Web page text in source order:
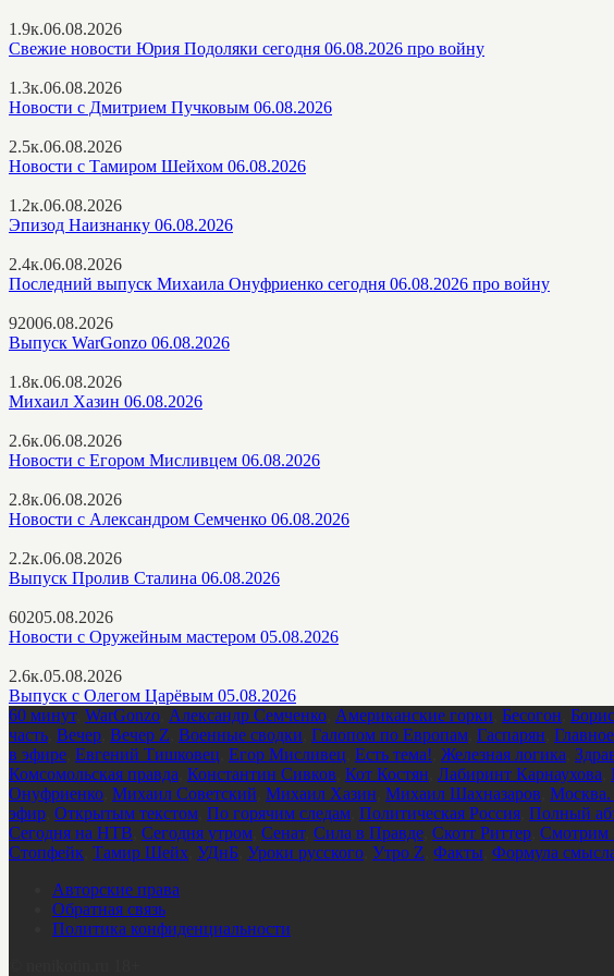
1.9к.06.08.2026
Свежие новости Юрия Подоляки сегодня 06.08.2026 про войну
1.3к.06.08.2026
Новости с Дмитрием Пучковым 06.08.2026
2.5к.06.08.2026
Новости с Тамиром Шейхом 06.08.2026
1.2к.06.08.2026
Эпизод Наизнанку 06.08.2026
2.4к.06.08.2026
Последний выпуск Михаила Онуфриенко сегодня 06.08.2026 про войну
92006.08.2026
Выпуск WarGonzo 06.08.2026
1.8к.06.08.2026
Михаил Хазин 06.08.2026
2.6к.06.08.2026
Новости с Егором Мисливцем 06.08.2026
2.8к.06.08.2026
Новости с Александром Семченко 06.08.2026
2.2к.06.08.2026
Выпуск Пролив Сталина 06.08.2026
60205.08.2026
Новости с Оружейным мастером 05.08.2026
2.6к.05.08.2026
Выпуск с Олегом Царёвым 05.08.2026
60 минут, WarGonzo Александр Семченко Американские горки Бесогон
часть Вечер Вечер Z Военные сводки Галопом по Европам Гаспарян Главное
в эфире Евгений Тишковец Егор Мисливец Есть тема! Железная логика
Комсомольская правда Константин Сивков Кот Костян Лабиринт Карнаухова
Онуфриенко Михаил Советский Михаил Хазин Михаил Шахназаров
эфир Открытым текстом По горячим следам Политическая Россия Полный
Сегодня на НТВ Сегодня утром Сенат, Сила в Правде Скотт Риттер Смотрим
Стопфейк Тамир Шейх УДнБ Уроки русского Утро Z Факты Формула
Авторские права
Обратная связь
Политика конфиденциальности